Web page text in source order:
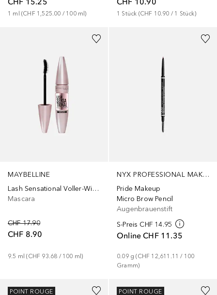
1 ml (CHF 1,525.00 / 100 ml) 1 Stück (CHF 10.90 / 1 Stück)
MAYBELLINE
Lash Sensational Voller-Wimpern-Fächer
Mascara
CHF 17.90
CHF 8.90
9.5 ml (CHF 93.68 / 100 ml)
NYX PROFESSIONAL MAKEUP
Pride Makeup
Micro Brow Pencil
Augenbrauenstift
S-Preis CHF 14.95
Online CHF 11.35
0.09 g (CHF 12,611.11 / 100
Gramm)
+3
POINT ROUGE POINT ROUGE
+ 18